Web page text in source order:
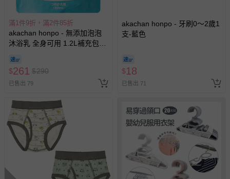
滿1件9折，滿2件85折
akachan honpo - 無添加泡泡
沐浴乳 全身可用 1.2L補充包
$261 $290
已售出 79
akachan honpo - 牙刷0～2歲1
支-藍色
$18
已售出 71